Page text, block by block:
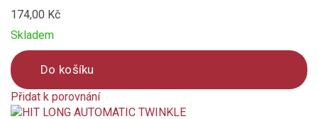
174,00 Kč
Skladem
Do košíku
Přidat k porovnání
Product